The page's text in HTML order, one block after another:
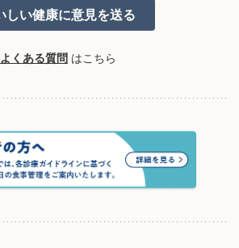
よくある質問 はこちら